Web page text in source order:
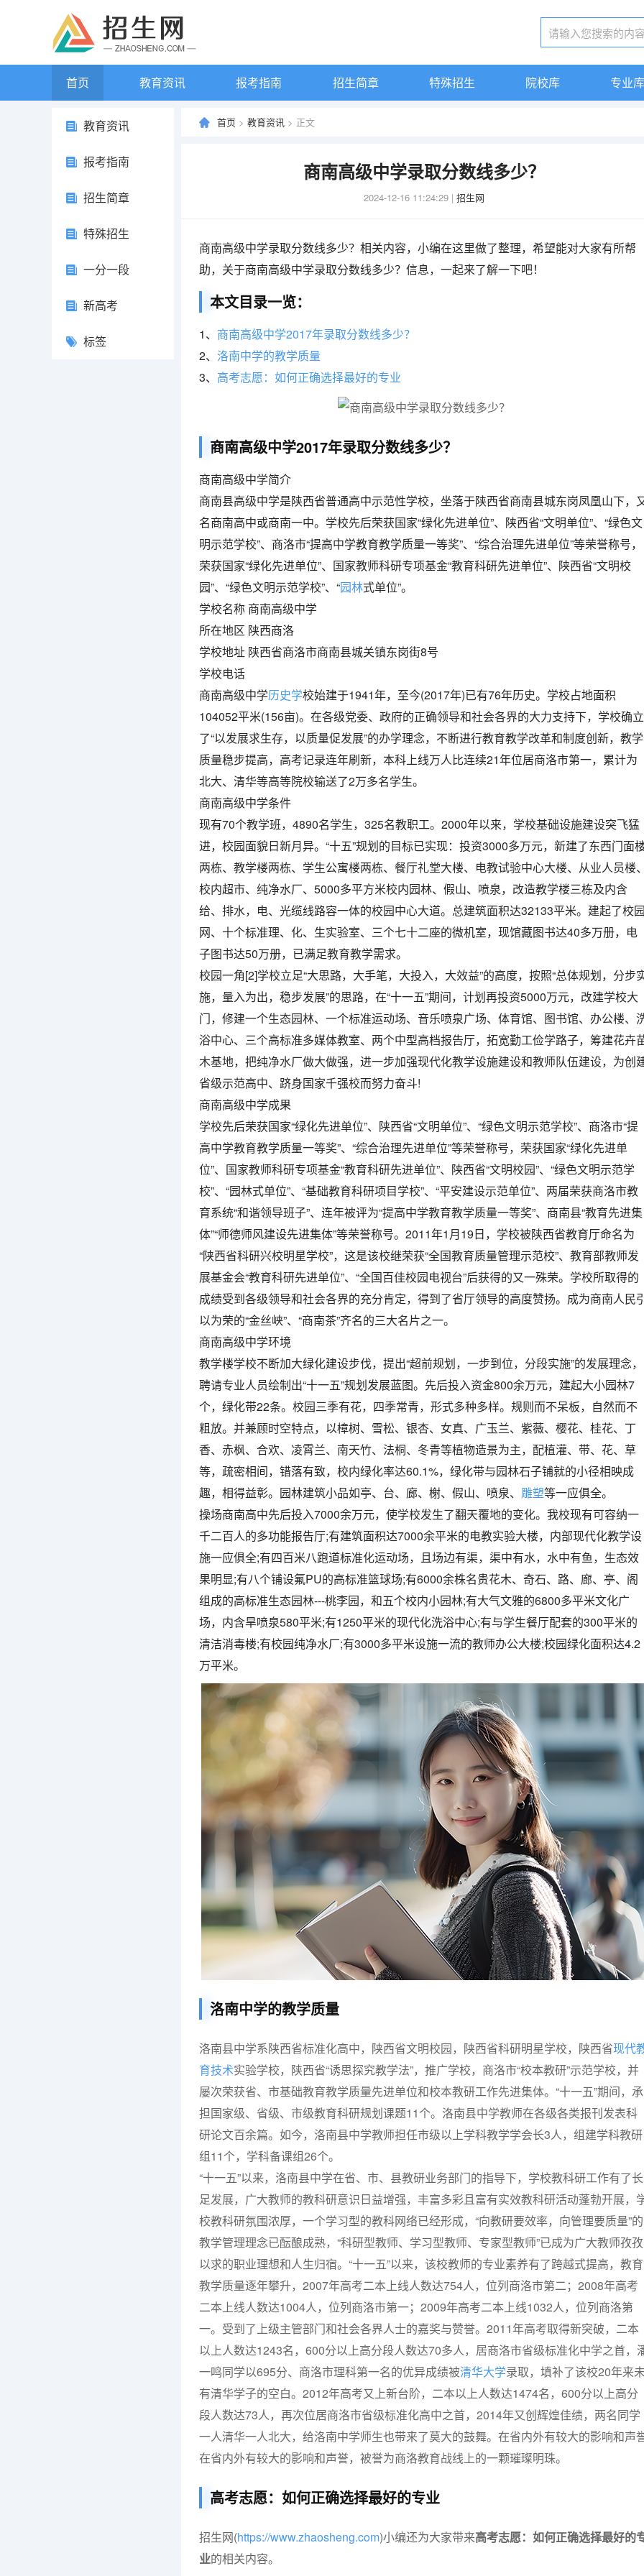
首页 教育资讯 报考指南 招生简章 特殊招生 院校库 专业
教育资讯
报考指南
招生简章
特殊招生
一分一段
新高考
标签
首页 > 教育资讯 > 正文
商南高级中学录取分数线多少？
2024-12-16 11:24:29 | 招生网
商南高级中学录取分数线多少？相关内容，小编在这里做了整理，希望能对大家有所帮
助，关于商南高级中学录取分数线多少？信息，一起来了解一下吧！
本文目录一览：
1、 商南高级中学2017年录取分数线多少？
2、 洛南中学的教学质量
3、 高考志愿：如何正确选择最好的专业
商南高级中学2017年录取分数线多少？
商南高级中学简介
商南县高级中学是陕西省普通高中示范性学校，坐落于陕西省商南县城东岗凤凰山下，
名商南高中或商南一中。学校先后荣获国家“绿化先进单位”、陕西省“文明单位”、“绿色文
明示范学校”、商洛市“提高中学教育教学质量一等奖”、“综合治理先进单位”等荣誉称号，
荣获国家“绿化先进单位”、国家教师科研专项基金“教育科研先进单位”、陕西省“文明校
园”、“绿色文明示范学校”、“园林式单位”。
学校名称 商南高级中学
所在地区 陕西商洛
学校地址 陕西省商洛市商南县城关镇东岗街8号
学校电话
商南高级中学历史学校始建于1941年，至今(2017年)已有76年历史。学校占地面积
104052平米(156亩)。在各级党委、政府的正确领导和社会各界的大力支持下，学校确立
了“以发展求生存，以质量促发展”的办学理念，不断进行教育教学改革和制度创新，教学
质量稳步提高，高考记录连年刷新，本科上线万人比连续21年位居商洛市第一，累计为
北大、清华等高等院校输送了2万多名学生。
商南高级中学条件
现有70个教学班，4890名学生，325名教职工。2000年以来，学校基础设施建设突飞猛
进，校园面貌日新月异。“十五”规划的目标已实现：投资3000多万元，新建了东西门面
两栋、教学楼两栋、学生公寓楼两栋、餐厅礼堂大楼、电教试验中心大楼、从业人员楼
校内超市、纯净水厂、5000多平方米校内园林、假山、喷泉，改造教学楼三栋及内含
给、排水，电、光缆线路容一体的校园中心大道。总建筑面积达32133平米。建起了校
网、十个标准理、化、生实验室、三个七十二座的微机室，现馆藏图书达40多万册，电
子图书达50万册，已满足教育教学需求。
校园一角[2]学校立足“大思路，大手笔，大投入，大效益”的高度，按照“总体规划，分步
施，量入为出，稳步发展”的思路，在“十一五”期间，计划再投资5000万元，改建学校大
门，修建一个生态园林、一个标准运动场、音乐喷泉广场、体育馆、图书馆、办公楼、
浴中心、三个高标准多媒体教室、两个中型高档报告厅，拓宽勤工俭学路子，筹建花卉
木基地，把纯净水厂做大做强，进一步加强现代化教学设施建设和教师队伍建设，为创
省级示范高中、跻身国家千强校而努力奋斗!
商南高级中学成果
学校先后荣获国家“绿化先进单位”、陕西省“文明单位”、“绿色文明示范学校”、商洛市“提
高中学教育教学质量一等奖”、“综合治理先进单位”等荣誉称号，荣获国家“绿化先进单
位”、国家教师科研专项基金“教育科研先进单位”、陕西省“文明校园”、“绿色文明示范学
校”、“园林式单位”、“基础教育科研项目学校”、“平安建设示范单位”、两届荣获商洛市教
育系统“和谐领导班子”、连年被评为“提高中学教育教学质量一等奖”、商南县“教育先进集
体”“师德师风建设先进集体”等荣誉称号。2011年1月19日，学校被陕西省教育厅命名为
“陕西省科研兴校明星学校”，这是该校继荣获“全国教育质量管理示范校”、教育部教师发
展基金会“教育科研先进单位”、“全国百佳校园电视台”后获得的又一殊荣。学校所取得的
成绩受到各级领导和社会各界的充分肯定，得到了省厅领导的高度赞扬。成为商南人民
以为荣的“金丝峡”、“商南茶”齐名的三大名片之一。
商南高级中学环境
教学楼学校不断加大绿化建设步伐，提出“超前规划，一步到位，分段实施”的发展理念，
聘请专业人员绘制出“十一五”规划发展蓝图。先后投入资金800余万元，建起大小园林7
个，绿化带22条。校园三季有花，四季常青，形式多种多样。规则而不呆板，自然而不
粗放。并兼顾时空特点，以樟树、雪松、银杏、女真、广玉兰、紫薇、樱花、桂花、丁
香、赤枫、合欢、凌霄兰、南天竹、法桐、冬青等植物造景为主，配植灌、带、花、草
等，疏密相间，错落有致，校内绿化率达60.1%，绿化带与园林石子铺就的小径相映成
趣，相得益彰。园林建筑小品如亭、台、廊、榭、假山、喷泉、 雕塑等一应俱全。
操场商南高中先后投入7000余万元，使学校发生了翻天覆地的变化。我校现有可容纳一
千二百人的多功能报告厅;有建筑面积达7000余平米的电教实验大楼，内部现代化教学设
施一应俱全;有四百米八跑道标准化运动场，且场边有渠，渠中有水，水中有鱼，生态效
果明显;有八个铺设氟PU的高标准篮球场;有6000余株名贵花木、奇石、路、廊、亭、阁
组成的高标准生态园林---桃李园，和五个校内小园林;有大气文雅的6800多平米文化广
场，内含旱喷泉580平米;有1250平米的现代化洗浴中心;有与学生餐厅配套的300平米的
清洁消毒楼;有校园纯净水厂;有3000多平米设施一流的教师办公大楼;校园绿化面积达4.2
万平米。
洛南中学的教学质量
洛南县中学系陕西省标准化高中，陕西省文明校园，陕西省科研明星学校，陕西省现代
育技术实验学校，陕西省“诱思探究教学法”，推广学校，商洛市“校本教研”示范学校，并
屡次荣获省、市基础教育教学质量先进单位和校本教研工作先进集体。“十一五”期间，承
担国家级、省级、市级教育科研规划课题11个。洛南县中学教师在各级各类报刊发表科
研论文百余篇。如今，洛南县中学教师担任市级以上学科教学学会长3人，组建学科教研
组11个，学科备课组26个。
“十一五”以来，洛南县中学在省、市、县教研业务部门的指导下，学校教科研工作有了长
足发展，广大教师的教科研意识日益增强，丰富多彩且富有实效教科研活动蓬勃开展，
校教科研氛围浓厚，一个学习型的教科网络已经形成，“向教研要效率，向管理要质量”的
教学管理理念已酝酿成熟，“科研型教师、学习型教师、专家型教师”已成为广大教师孜孜
以求的职业理想和人生归宿。“十一五”以来，该校教师的专业素养有了跨越式提高，教育
教学质量逐年攀升，2007年高考二本上线人数达754人，位列商洛市第二；2008年高考
二本上线人数达1004人，位列商洛市第一；2009年高考二本上线1032人，位列商洛第
一。受到了上级主管部门和社会各界人士的嘉奖与赞誉。2011年高考取得新突破，二本
以上人数达1243名，600分以上高分段人数达70多人，居商洛市省级标准化中学之首，
一鸣同学以695分、商洛市理科第一名的优异成绩被清华大学录取，填补了该校20年来
有清华学子的空白。2012年高考又上新台阶，二本以上人数达1474名，600分以上高分
段人数达73人，再次位居商洛市省级标准化高中之首，2014年又创辉煌佳绩，两名同学
一人清华一人北大，给洛南中学师生也带来了莫大的鼓舞。在省内外有较大的影响和声
在省内外有较大的影响和声誉，被誉为商洛教育战线上的一颗璀璨明珠。
高考志愿：如何正确选择最好的专业
招生网(https://www.zhaosheng.com)小编还为大家带来高考志愿：如何正确选择最好的
业的相关内容。